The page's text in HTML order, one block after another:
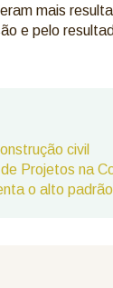
mais
e pelo
civil
Projetos na
o alto padrão